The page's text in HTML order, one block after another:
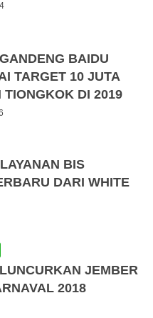
BAIDU
TARGET 10 JUTA
TIONGKOK DI 2019
BIS
DARI WHITE
JEMBER
2018